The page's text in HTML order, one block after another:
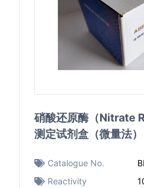
硝酸还原酶（Nitrate
测定试剂盒（微量法）
Catalogue No.
Reactivity